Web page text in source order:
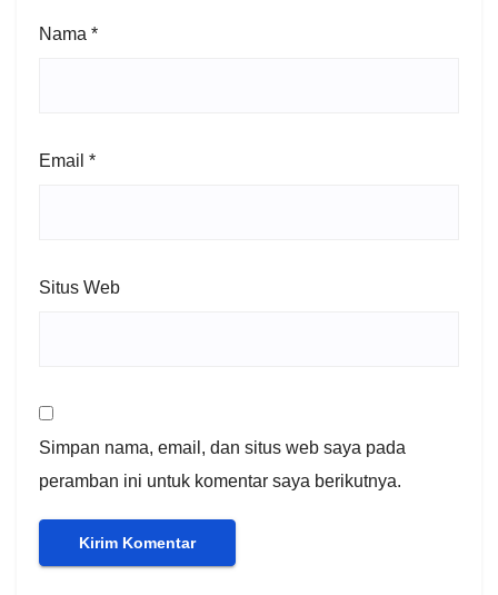
Nama *
Email *
Situs Web
Simpan nama, email, dan situs web saya pada
peramban ini untuk komentar saya berikutnya.